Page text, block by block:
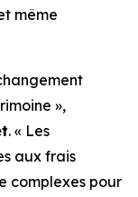
même
»,
. « Les
aux frais
complexes pour